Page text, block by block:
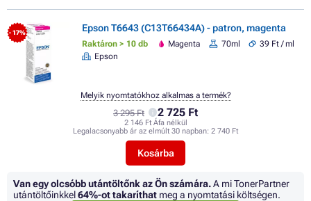
- 17% Epson T6643 (C13T66434A) - patron, magenta
Raktáron > 10 db Magenta 70ml
39 Ft / ml
Epson
3 295 Ft 2 725 Ft
2 146 Ft Áfa nélkül
Legalacsonyabb ár az elmúlt 30 napban: 2 740 Ft
Kosárba
Melyik nyomtatókhoz alkalmas a termék?
Van egy olcsóbb utántöltőnk az Ön számára.A mi TonerPartner
utántöltőinkkel64%-ot takaríthat meg a nyomtatási költségen.